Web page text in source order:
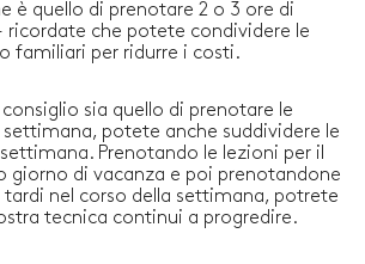
è quello di prenotare 2 o 3 ore di
ricordate che potete condividere le
familiari per ridurre i costi.
sia quello di prenotare le
settimana, potete anche suddividere le
Prenotando le lezioni per il
giorno di vacanza e poi prenotandone
tardi nel corso della settimana, potrete
tecnica continui a progredire.